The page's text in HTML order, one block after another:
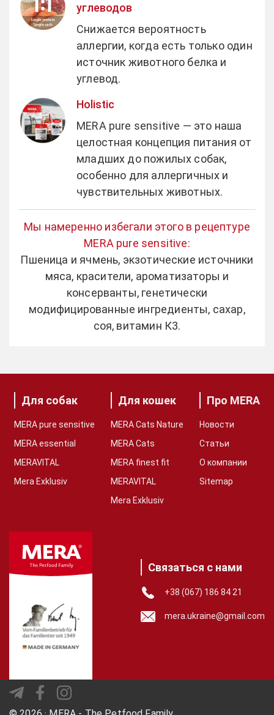
углеводов
Снижается вероятность
аллергии, когда есть только один
источник животного белка и
углевод.
Holistic
MERA pure sensitive — это наша
целостная концепция питания от
младших до пожилых собак,
особенно для аллергичных и
чувствительных животных.
Мы намеренно избегали этого в рецептуре
MERA pure sensitive:
Пшеница и ячмень, экзотические источники
мяса, красители, ароматизаторы и
консерванты, генетически
модифицированные ингредиенты, сахар,
соя, витамин К3.
Для собак
MERA pure sensitive
MERA essential
MERAVITAL
Mera Exklusiv
Для кошек
MERA Cats Nature
MERA Cats
MERA finest fit
MERAVITAL
Mera Exklusiv
Про MERA
Новости
Статьи
О компании
Sitemap
Связаться с нами
+38 (067) 186 84 21
mera.ukraine@gmail.com